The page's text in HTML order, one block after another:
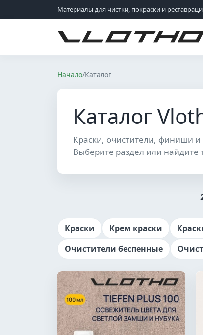
Материалы для чистки, покраски и
VLOTHO
Начало/Каталог
Каталог
Краски, очистители, финиши
Выберите раздел или найдите
Краски Крем краски
Очистители беспенные